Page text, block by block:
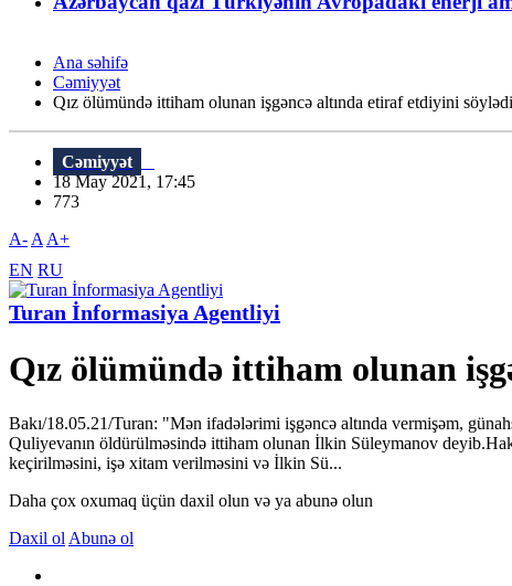
Ana səhifə
Cəmiyyət
Qız ölümündə ittiham olunan işgəncə altında etiraf etdiyini söylədi
Cəmiyyət
18 May 2021, 17:45
773
A- A A+
EN RU
Turan İnformasiya Agentliyi
Qız ölümündə ittiham olunan
Bakı/18.05.21/Turan: "Mən ifadələrimi işgəncə altında vermişəm,
Quliyevanın öldürülməsində ittiham olunan İlkin Süleymanov
keçirilməsini, işə xitam verilməsini və İlkin Sü...
Daha çox oxumaq üçün daxil olun və ya abunə olun
Daxil ol Abunə ol